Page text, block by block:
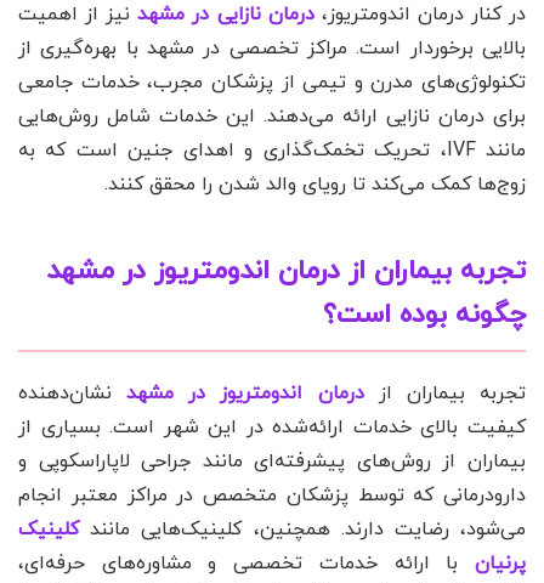
در کنار درمان اندومتریوز،درمان نازایی در مشهدنیز از اهمیت
بالایی برخوردار است. مراکز تخصصی در مشهد با بهره‌گیری از
تکنولوژی‌های مدرن و تیمی از پزشکان مجرب، خدمات جامعی
برای درمان نازایی ارائه می‌دهند. این خدمات شامل روش‌هایی
مانند IVF، تحریک تخمک‌گذاری و اهدای جنین است که به
زوج‌ها کمک می‌کند تا رویای والد شدن را محقق کنند.
تجربه بیماران از درمان اندومتریوز در مشهد
چگونه بوده است؟
تجربه بیماران ازدرمان اندومتریوز در مشهدنشان‌دهنده
کیفیت بالای خدمات ارائه‌شده در این شهر است. بسیاری از
بیماران از روش‌های پیشرفته‌ای مانند جراحی لاپاراسکوپی و
دارودرمانی که توسط پزشکان متخصص در مراکز معتبر انجام
می‌شود، رضایت دارند. همچنین، کلینیک‌هایی مانندکلینیک
پرنیان با ارائه خدمات تخصصی و مشاوره‌های حرفه‌ای،